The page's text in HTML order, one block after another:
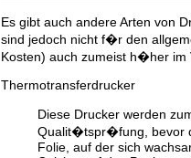
Es gibt auch andere Arten von
sind jedoch nicht f�r den
Kosten) auch zumeist h�her
Thermotransferdrucker
Diese Drucker werden
Qualit�tspr�fung, bevor
Folie, auf der sich